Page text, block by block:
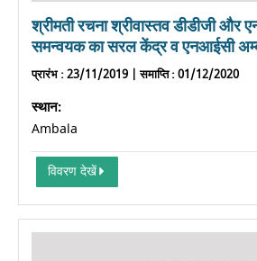
श्रीमती रचना श्रीवास्तव डीडीजी और
समन्वयक का सरल केंद्र व एनआईसी
प्रारंभ: 23/11/2019 |समाप्ति: 01/12/2020
स्थान:
Ambala
विवरण देखें